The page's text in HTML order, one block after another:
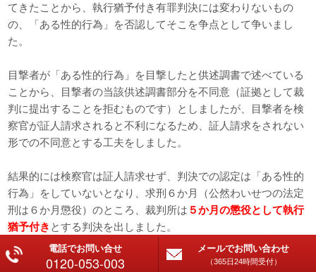
てきたことから、執行猶予付き有罪判決には変わりないもの
の、「ある性的行為」を否認してそこを争点として争いまし
た。
目撃者が「ある性的行為」を目撃したと供述調書で述べている
ことから、目撃者の当該供述調書部分を不同意（証拠として裁
判に提出することを拒むものです）としましたが、目撃者を検
察官が証人請求されると不利になるため、証人請求をされない
形での不同意とする工夫をしました。
結果的には検察官は証人請求せず、判決での認定は「ある性的
行為」をしていないとなり、求刑６か月（公然わいせつの法定
刑は６か月懲役）のところ、裁判所は ５か月の懲役として執行
猶予付き とする判決を出しました。
通常、執行猶予を判決でつける場合は検察官の求刑通りの刑と
電話でお問い合せ
0120-053-003
メールでお問い合わせ
（365日24時間受付）